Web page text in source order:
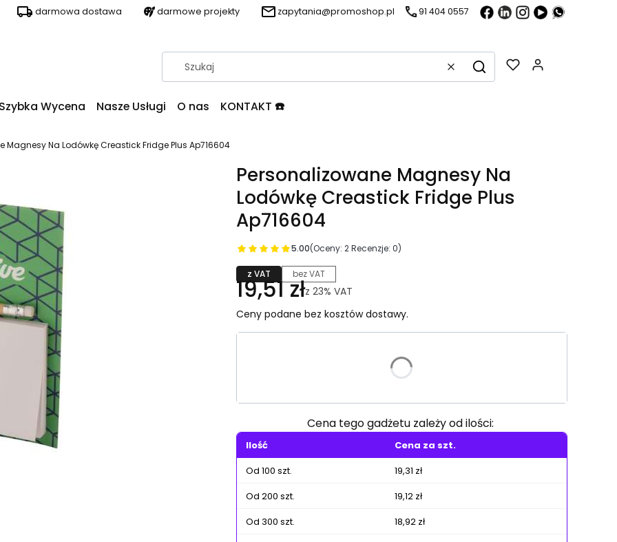
darmowa dostawa darmowe projekty zapytania@promoshop.pl 91 404 0557
WyczyśćSzukaj
Wycena Nasze Usługi O nas KONTAKT ☎️
Magnesy Na Lodówkę Creastick Fridge Plus Ap716604
Personalizowane Magnesy Na
Lodówkę Creastick Fridge Plus
Ap716604
5.00(Oceny: 2 Recenzje: 0)
z VAT bez VAT
19,51 złz 23% VAT
Ceny podane bez kosztów dostawy.
Poszczególne warianty mogą różnić się ceną
Cena tego gadżetu zależy od ilości:
Ilość
Cena za szt.
Od 100 szt.
19,31 zł
Od 200 szt.
19,12 zł
Od 300 szt.
18,92 zł